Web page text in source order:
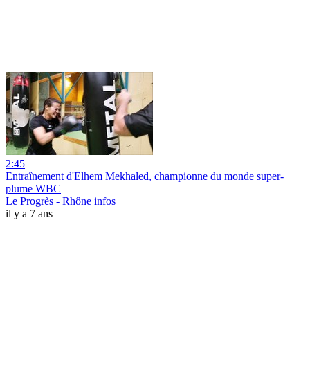
2:45
Entraînement d'Elhem Mekhaled, championne du monde super-
plume WBC
Le Progrès - Rhône infos
il y a 7 ans